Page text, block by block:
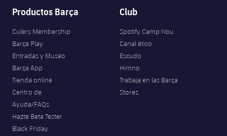
Jugadores
Fotos
Historia
Palmarés
Clasificaciones
Junior
Juvenil
Infantil
Alevín
Información general
plusicon
más
plusicon
más
Actualidad
Masculino
Femenino
Baloncesto en silla de ruedas
plusicon
más
Actualidad
Jugadores
Hockey sobre hielo
plusicon
más
Hockey hierba
plusicon
más
Productos Barça
Culers Membership
Barça Play
Entradas y Museo
Barça App
Tienda online
Centro de
Ayuda/FAQs
Hazte Beta Tester
Black Friday
Club
Spotify Camp Nou
Canal ético
Escudo
Himno
Trabaja en las Barça
Stores